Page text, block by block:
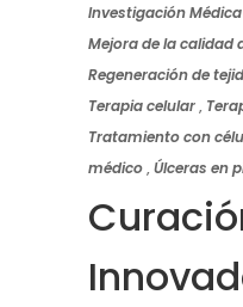
Investigación Médica
Mejora de la calidad
Regeneración de
Terapia celular,
Tratamiento con
médico,Úlceras en